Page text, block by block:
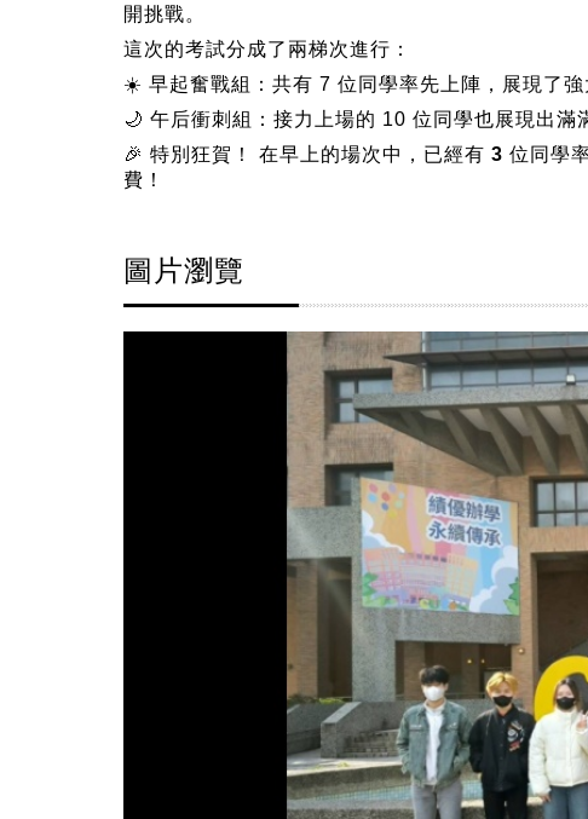
開挑戰。
這次的考試分成了兩梯次進行：
☀️ 早起奮戰組 ：共有 7 位同學率先上陣，展現了強
🌙 午后衝刺組 ：接力上場的 10 位同學也展現出滿
🎉 特別狂賀！ 在早上的場次中，已經有 3 位同學
費！
圖片瀏覽